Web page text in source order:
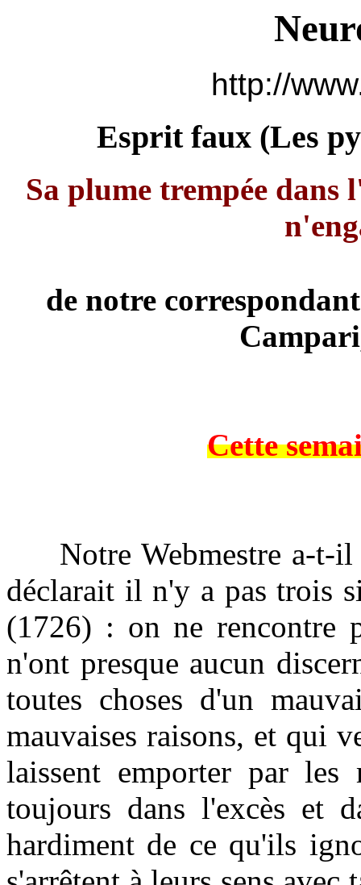
http://
Esprit faux (Les
Sa plume trempée dans
de notre
Cette
Notre Webmestre a-t-il
déclarait il n'y a pas trois
(1726) : on ne rencontre
n'ont presque aucun
toutes choses d'un
mauvaises raisons, et qui
laissent emporter par les
toujours dans l'excès et
hardiment de ce qu'ils